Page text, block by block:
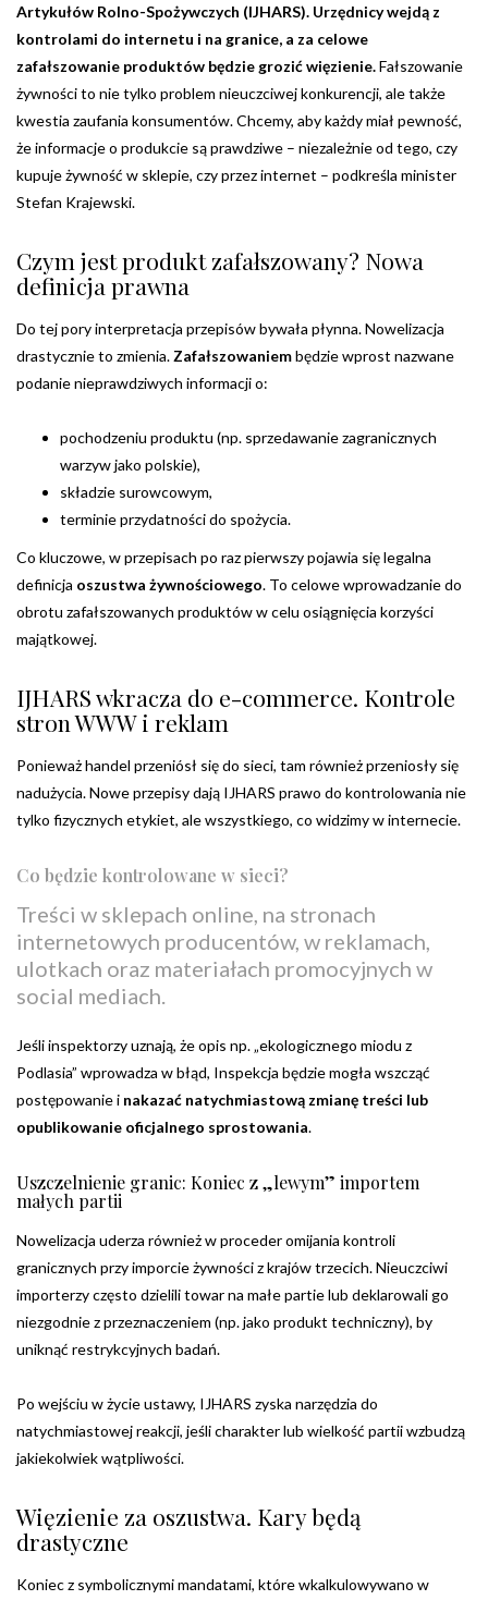
Artykułów Rolno-Spożywczych (IJHARS). Urzędnicy wejdą z
kontrolami do internetu i na granice, a za celowe
zafałszowanie produktów będzie grozić więzienie.Fałszowanie
żywności to nie tylko problem nieuczciwej konkurencji, ale także
kwestia zaufania konsumentów. Chcemy, aby każdy miał pewność,
że informacje o produkcie są prawdziwe – niezależnie od tego, czy
kupuje żywność w sklepie, czy przez internet – podkreśla minister
Stefan Krajewski.
Czym jest produkt zafałszowany? Nowa
definicja prawna
Do tej pory interpretacja przepisów bywała płynna. Nowelizacja
drastycznie to zmienia. Zafałszowaniembędzie wprost nazwane
podanie nieprawdziwych informacji o:
pochodzeniu produktu (np. sprzedawanie zagranicznych
warzyw jako polskie),
składzie surowcowym,
terminie przydatności do spożycia.
Co kluczowe, w przepisach po raz pierwszy pojawia się legalna
definicja oszustwa żywnościowego. To celowe wprowadzanie do
obrotu zafałszowanych produktów w celu osiągnięcia korzyści
majątkowej.
IJHARS wkracza do e-commerce. Kontrole
stron WWW i reklam
Ponieważ handel przeniósł się do sieci, tam również przeniosły się
nadużycia. Nowe przepisy dają IJHARS prawo do kontrolowania nie
tylko fizycznych etykiet, ale wszystkiego, co widzimy w internecie.
Co będzie kontrolowane w sieci?
Treści w sklepach online, na stronach
internetowych producentów, w reklamach,
ulotkach oraz materiałach promocyjnych w
social mediach.
Jeśli inspektorzy uznają, że opis np. „ekologicznego miodu z
Podlasia” wprowadza w błąd, Inspekcja będzie mogła wszcząć
postępowanie i nakazać natychmiastową zmianę treści lub
opublikowanie oficjalnego sprostowania.
Uszczelnienie granic: Koniec z „lewym” importem
małych partii
Nowelizacja uderza również w proceder omijania kontroli
granicznych przy imporcie żywności z krajów trzecich. Nieuczciwi
importerzy często dzielili towar na małe partie lub deklarowali go
niezgodnie z przeznaczeniem (np. jako produkt techniczny), by
uniknąć restrykcyjnych badań.
Po wejściu w życie ustawy, IJHARS zyska narzędzia do
natychmiastowej reakcji, jeśli charakter lub wielkość partii wzbudzą
jakiekolwiek wątpliwości.
Więzienie za oszustwa. Kary będą
drastyczne
Koniec z symbolicznymi mandatami, które wkalkulowywano w